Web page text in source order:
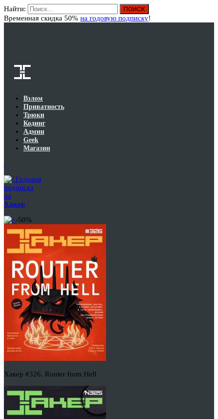
Найти:
Временная скидка 50% на годовую подписку!
Взлом
Приватность
Трюки
Кодинг
Админ
Geek
Магазин
Годовая
подписка
на
Хакер
-50%
Хакер #326. Router from Hell